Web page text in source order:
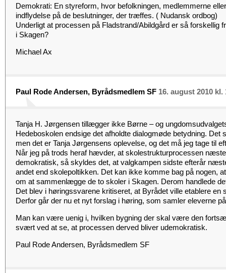
Demokrati: En styreform, hvor befolkningen, medlemmerne
indflydelse på de beslutninger, der træffes. ( Nudansk ordbog)
Underligt at processen på Fladstrand/Abildgård er så forskellig
i Skagen?
Michael Ax
Paul Rode Andersen, Byrådsmedlem SF 16. august 2010 kl.
Tanja H. Jørgensen tillægger ikke Børne – og
Hedeboskolen endsige det afholdte dialogmøde betydning. Det
men det er Tanja Jørgensens oplevelse, og det må jeg tage til
Når jeg på trods heraf hævder, at skolestrukturprocessen
demokratisk, så skyldes det, at valgkampen sidste efterår
andet end skolepoltikken. Det kan ikke komme bag på nogen,
om at sammenlægge de to skoler i Skagen. Derom handlede
Det blev i høringssvarene kritiseret, at Byrådet ville etablere en
Derfor går der nu et nyt forslag i høring, som samler eleverne
Man kan være uenig i, hvilken bygning der skal være den
svært ved at se, at processen derved bliver udemokratisk.
Paul Rode Andersen, Byrådsmedlem SF